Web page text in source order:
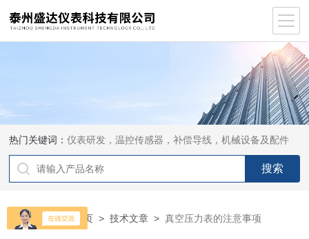
热门关键词：仪表研发，温控传感器，补偿导线，机械设备及配件
当前位置：首页 >技术文章 >真空压力表的注意事项